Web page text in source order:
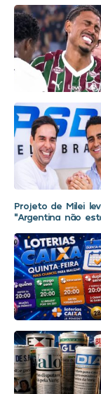
Projeto de Milei
“Argentina não